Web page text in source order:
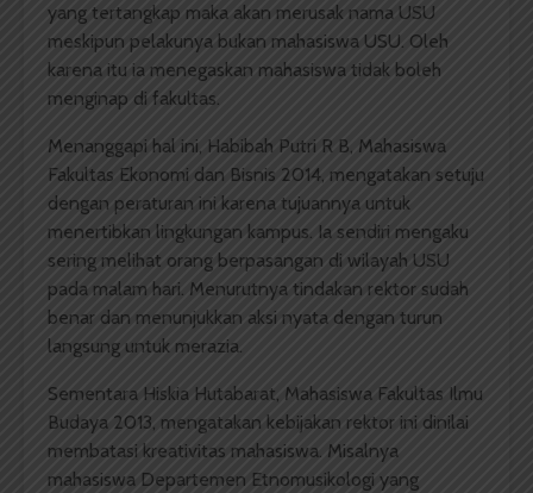
yang tertangkap maka akan merusak nama USU
meskipun pelakunya bukan mahasiswa USU. Oleh
karena itu ia menegaskan mahasiswa tidak boleh
menginap di fakultas.
Menanggapi hal ini, Habibah Putri R B, Mahasiswa
Fakultas Ekonomi dan Bisnis 2014, mengatakan setuju
dengan peraturan ini karena tujuannya untuk
menertibkan lingkungan kampus. Ia sendiri mengaku
sering melihat orang berpasangan di wilayah USU
pada malam hari. Menurutnya tindakan rektor sudah
benar dan menunjukkan aksi nyata dengan turun
langsung untuk merazia.
Sementara Hiskia Hutabarat, Mahasiswa Fakultas Ilmu
Budaya 2013, mengatakan kebijakan rektor ini dinilai
membatasi kreativitas mahasiswa. Misalnya
mahasiswa Departemen Etnomusikologi yang